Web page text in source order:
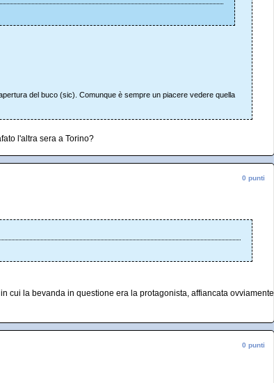
del buco (sic). Comunque è sempre un piacere vedere quella
l'altra sera a Torino?
0 punti
cui la bevanda in questione era la protagonista, affiancata ovviamente
0 punti